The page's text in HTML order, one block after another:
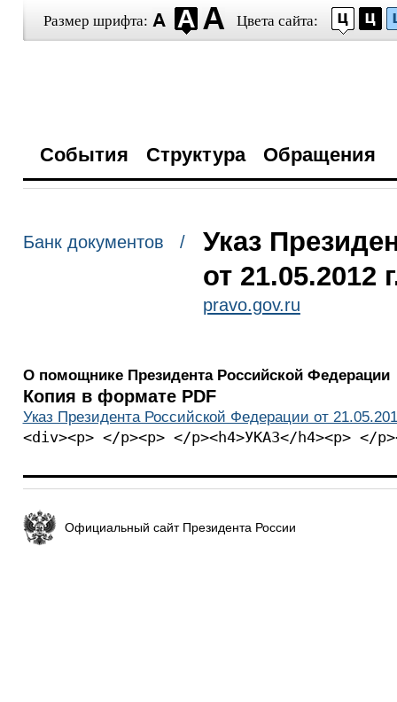
Размер шрифта: Цвета сайта:
События Структура Обращения
Банк документов /
Указ
от 21.05.2012
pravo.gov.ru
О помощнике Президента Российской Федерации
Копия в формате PDF
Указ Президента Российской Федерации от
<div><p> </p><p> </p><h4>УКАЗ</h4><p> </
Официальный сайт Президента России